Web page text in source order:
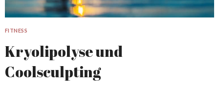
FITNESS
Kryolipolyse und
Coolsculpting